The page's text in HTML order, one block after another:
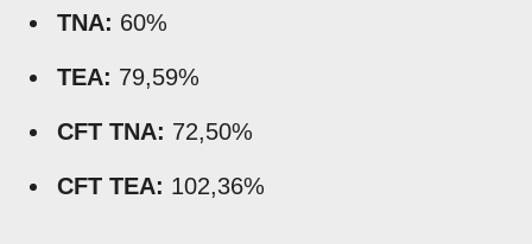
TNA: 60%
TEA: 79,59%
CFT TNA: 72,50%
CFT TEA: 102,36%